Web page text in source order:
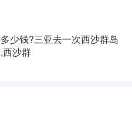
少钱?三亚去一次西沙群岛
西沙群